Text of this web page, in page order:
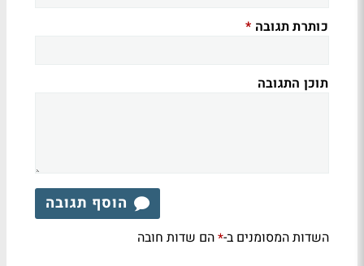
כותרת תגובה *
תוכן התגובה
הוסף תגובה
השדות המסומנים ב-*הם שדות חובה